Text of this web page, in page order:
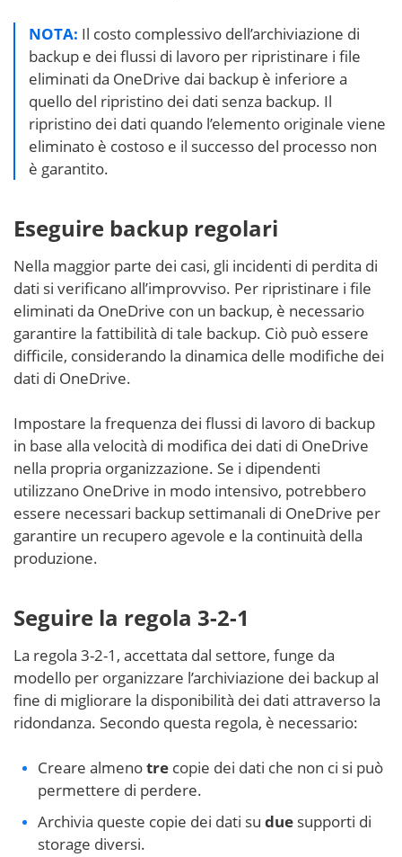
NOTA: Il costo complessivo dell’archiviazione di
backup e dei flussi di lavoro per ripristinare i file
eliminati da OneDrive dai backup è inferiore a
quello del ripristino dei dati senza backup. Il
ripristino dei dati quando l’elemento originale viene
eliminato è costoso e il successo del processo non
è garantito.
Eseguire backup regolari
Nella maggior parte dei casi, gli incidenti di perdita di
dati si verificano all’improvviso. Per ripristinare i file
eliminati da OneDrive con un backup, è necessario
garantire la fattibilità di tale backup. Ciò può essere
difficile, considerando la dinamica delle modifiche dei
dati di OneDrive.
Impostare la frequenza dei flussi di lavoro di backup
in base alla velocità di modifica dei dati di OneDrive
nella propria organizzazione. Se i dipendenti
utilizzano OneDrive in modo intensivo, potrebbero
essere necessari backup settimanali di OneDrive per
garantire un recupero agevole e la continuità della
produzione.
Seguire la regola 3-2-1
La regola 3-2-1, accettata dal settore, funge da
modello per organizzare l’archiviazione dei backup al
fine di migliorare la disponibilità dei dati attraverso la
ridondanza. Secondo questa regola, è necessario:
Creare almenotre copie dei dati che non ci si può
permettere di perdere.
Archivia queste copie dei dati su due supporti di
storage diversi.